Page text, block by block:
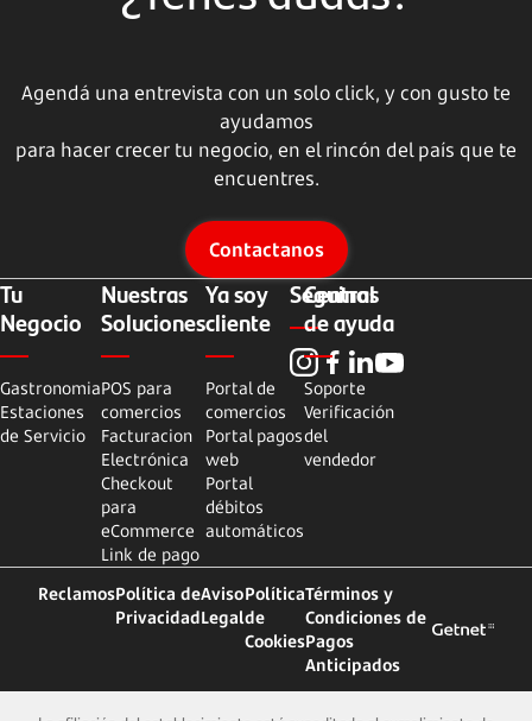
Agendá una entrevista con un solo click, y con gusto te
ayudamos
para hacer crecer tu negocio, en el rincón del país que te
encuentres.
Contactanos
Tu
Negocio
Gastronomia
Estaciones
de Servicio
Nuestras
Soluciones
POS para
comercios
Facturacion
Electrónica
Checkout
para
eCommerce
Link de pago
Ya soy
cliente
Portal de
comercios
Portal pagos
web
Portal
débitos
automáticos
Central
de ayuda
Soporte
Verificación
del
vendedor
Seguinos
ReclamosPolítica de
Privacidad
Aviso
Legal
Política
de
Cookies
Términos y
Condiciones de
Pagos
Anticipados